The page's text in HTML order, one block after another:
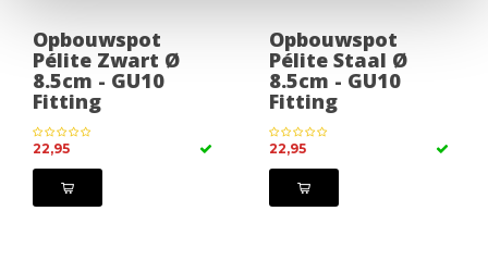
Opbouwspot
Pélite Zwart Ø
8.5cm - GU10
Fitting
22,95
Opbouwspot
Pélite Staal Ø
8.5cm - GU10
Fitting
22,95